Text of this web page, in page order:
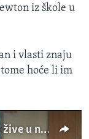
iz škole u
i vlasti znaju
hoće li im
Brojni maloljetni migranti u SAD-u žive u neizvjesnosti